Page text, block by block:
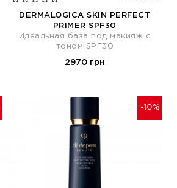
DERMALOGICA SKIN PERFECT
PRIMER SPF30
Идеальная база под макияж с
тоном SPF30
2970 грн
-10%